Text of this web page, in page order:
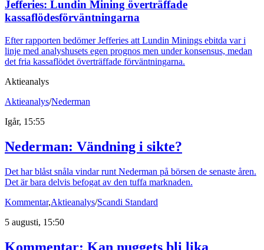
Jefferies: Lundin Mining överträffade
kassaflödesförväntningarna
Efter rapporten bedömer Jefferies att Lundin Minings ebitda var i
linje med analyshusets egen prognos men under konsensus, medan
det fria kassaflödet överträffade förväntningarna.
Aktieanalys
Aktieanalys/Nederman
Igår, 15:55
Nederman: Vändning i sikte?
Det har blåst snåla vindar runt Nederman på börsen de senaste åren.
Det är bara delvis befogat av den tuffa marknaden.
Kommentar,Aktieanalys/Scandi Standard
5 augusti, 15:50
Kommentar: Kan nuggets bli lika